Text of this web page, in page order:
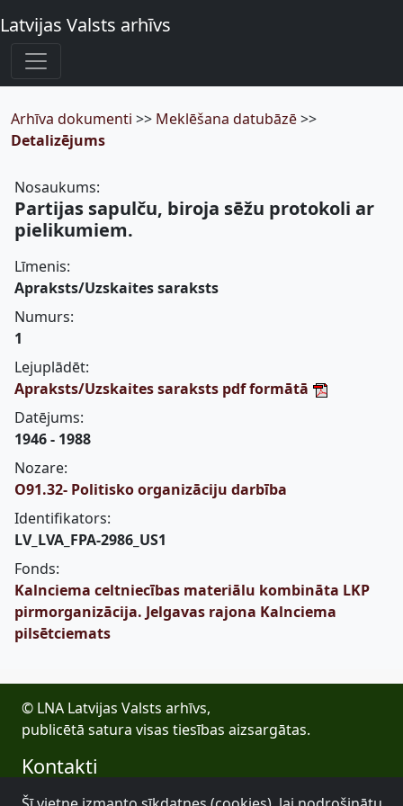
Latvijas Valsts arhīvs
Arhīva dokumenti >> Meklēšana datubāzē>>
Detalizējums
Nosaukums:
Partijas sapulču, biroja sēžu protokoli ar
pielikumiem.
Līmenis:
Apraksts/Uzskaites saraksts
Numurs:
1
Lejuplādēt:
Apraksts/Uzskaites saraksts pdf formātā
Datējums:
1946 - 1988
Nozare:
O91.32- Politisko organizāciju darbība
Identifikators:
LV_LVA_FPA-2986_US1
Fonds:
Kalnciema celtniecības materiālu kombināta LKP
pirmorganizācija. Jelgavas rajona Kalnciema
pilsētciemats
© LNA Latvijas Valsts arhīvs,
publicētā satura visas tiesības aizsargātas.
Kontakti
E-pasts: lva@arhivi.gov.lv